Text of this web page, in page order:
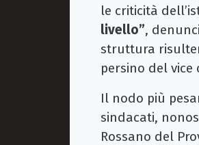
le criticità
livello”,
struttura
persino del vice
Il nodo più
sindacati,
Rossano del